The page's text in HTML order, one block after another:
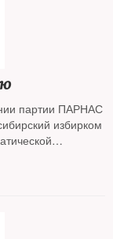
партии ПАРНАС
избирком
по ее правилам,